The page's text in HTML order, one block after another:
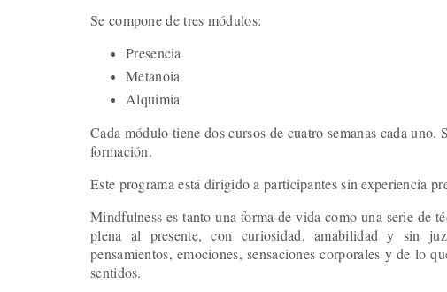
Se compone de tres módulos:
Presencia
Metanoia
Alquimia
Cada módulo tiene dos cursos de cuatro semanas cada
formación.
Este programa está dirigido a participantes sin experiencia
Mindfulness es tanto una forma de vida como una serie de
plena al presente, con curiosidad, amabilidad y sin
pensamientos, emociones, sensaciones corporales y de lo
sentidos.